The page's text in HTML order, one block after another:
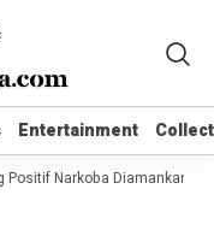
Entertainment
Entertainment
Narkoba Diamankan